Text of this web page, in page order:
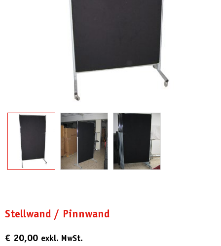
Stellwand / Pinnwand
€ 20,00 exkl. MwSt.